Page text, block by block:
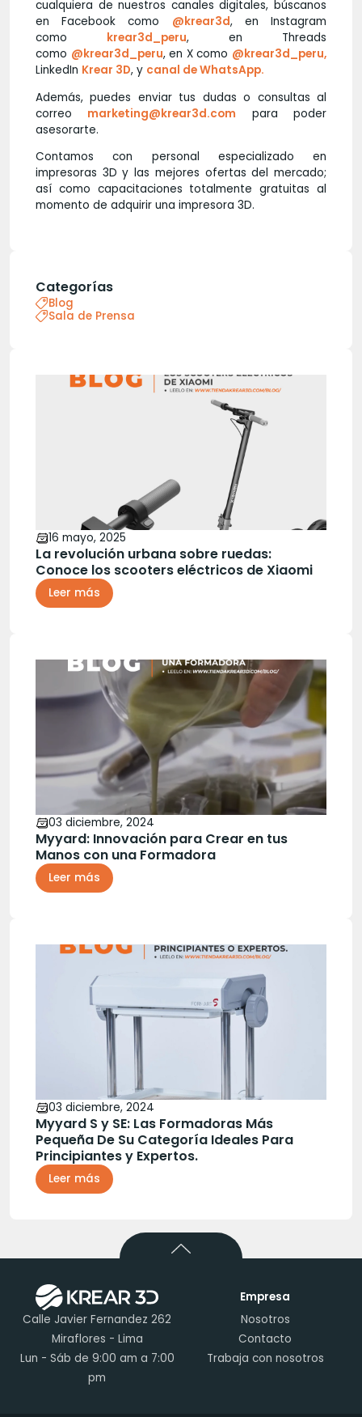
cualquiera de nuestros canales digitales, búscanos
en Facebook como @krear3d, en Instagram
como krear3d_peru, en Threads
como @krear3d_peru, en X como @krear3d_peru,
LinkedIn Krear 3D, y canal de WhatsApp.
Además, puedes enviar tus dudas o consultas al
correo marketing@krear3d.com para poder
asesorarte.
Contamos con personal especializado en
impresoras 3D y las mejores ofertas del mercado;
así como capacitaciones totalmente gratuitas al
momento de adquirir una impresora 3D.
Categorías
Blog
Sala de Prensa
16 mayo, 2025
La revolución urbana sobre ruedas:
Conoce los scooters eléctricos de Xiaomi
Leer más
03 diciembre, 2024
Myyard: Innovación para Crear en tus
Manos con una Formadora
Leer más
03 diciembre, 2024
Myyard S y SE: Las Formadoras Más
Pequeña De Su Categoría Ideales Para
Principiantes y Expertos.
Leer más
Calle Javier Fernandez 262
Miraflores - Lima
Lun - Sáb de 9:00 am a 7:00
pm
Empresa
Nosotros
Contacto
Trabaja con nosotros